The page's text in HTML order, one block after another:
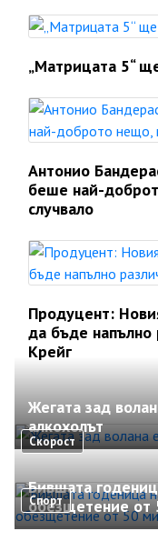
„Матрицата 5“
Антонио
беше най-
случвало
Продуцент:
да бъде напълно
Крейг
Скорост
Жегата зад
алкохолът
Спорт
Бившата
обезщетение от